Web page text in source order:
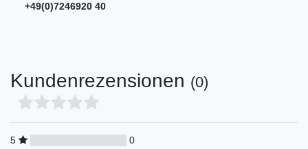
+49(0)7246920 40
Kundenrezensionen (0)
5
0